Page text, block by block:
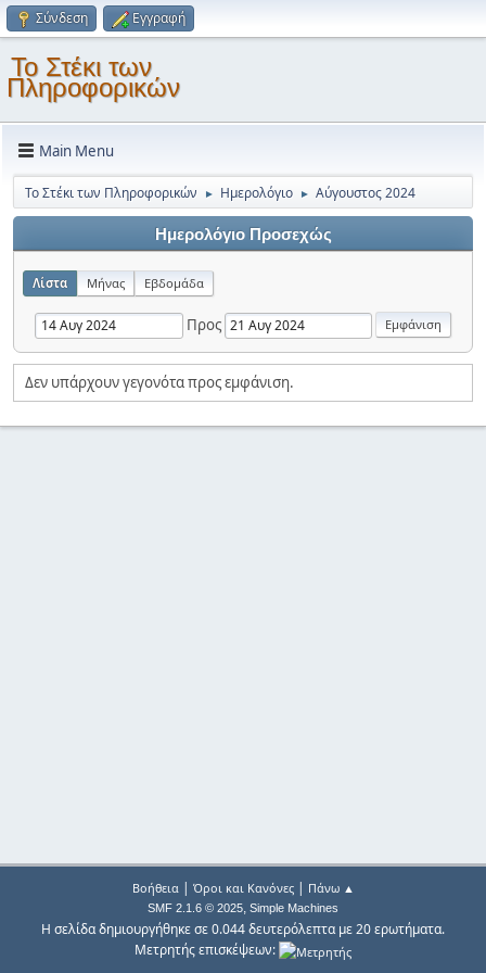
Σύνδεση Εγγραφή
Το Στέκι των
Πληροφορικών
Main Menu
Το Στέκι των Πληροφορικών ► Ημερολόγιο ► Αύγουστος 2024
Ημερολόγιο Προσεχώς
Λίστα Μήνας Εβδομάδα
Προς
Δεν υπάρχουν γεγονότα προς εμφάνιση.
Βοήθεια| Όροι και Κανόνες| Πάνω ▲
SMF 2.1.6 © 2025, Simple Machines
Η σελίδα δημιουργήθηκε σε 0.044 δευτερόλεπτα με 20 ερωτήματα.
Μετρητής επισκέψεων: